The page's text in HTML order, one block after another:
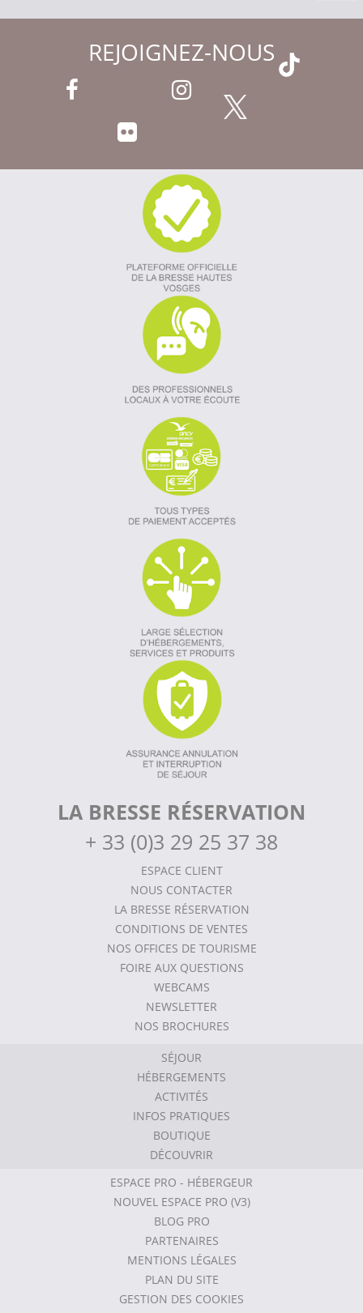
REJOIGNEZ-NOUS
LA BRESSE RÉSERVATION
+ 33 (0)3 29 25 37 38
ESPACE CLIENT
NOUS CONTACTER
LA BRESSE RÉSERVATION
CONDITIONS DE VENTES
NOS OFFICES DE TOURISME
FOIRE AUX QUESTIONS
WEBCAMS
NEWSLETTER
NOS BROCHURES
SÉJOUR
HÉBERGEMENTS
ACTIVITÉS
INFOS PRATIQUES
BOUTIQUE
DÉCOUVRIR
ESPACE PRO - HÉBERGEUR
NOUVEL ESPACE PRO (V3)
BLOG PRO
PARTENAIRES
MENTIONS LÉGALES
PLAN DU SITE
GESTION DES COOKIES